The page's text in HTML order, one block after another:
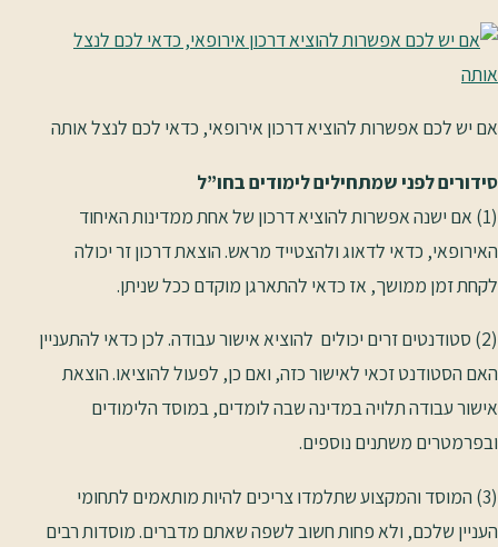
אם יש לכם אפשרות להוציא דרכון אירופאי, כדאי לכם לנצל אותה
סידורים לפני שמתחילים לימודים בחו”ל
(1) אם ישנה אפשרות להוציא דרכון של אחת ממדינות האיחוד
האירופאי, כדאי לדאוג ולהצטייד מראש. הוצאת דרכון זר יכולה
לקחת זמן ממושך, אז כדאי להתארגן מוקדם ככל שניתן.
(2) סטודנטים זרים יכולים להוציא אישור עבודה. לכן כדאי להתעניין
האם הסטודנט זכאי לאישור כזה, ואם כן, לפעול להוציאו. הוצאת
אישור עבודה תלויה במדינה שבה לומדים, במוסד הלימודים
ובפרמטרים משתנים נוספים.
(3) המוסד והמקצוע שתלמדו צריכים להיות מותאמים לתחומי
העניין שלכם, ולא פחות חשוב לשפה שאתם מדברים. מוסדות רבים